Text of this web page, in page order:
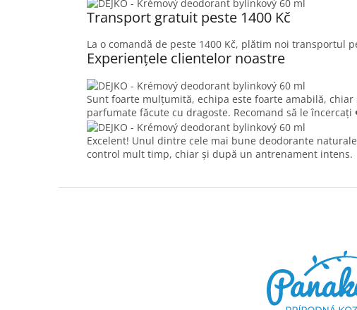
Transport gratuit peste 1400 Kč
La o comandă de peste 1400 Kč, plătim noi transportul
Experiențele clientelor noastre
Sunt foarte mulțumită, echipa este foarte amabilă,
parfumate făcute cu dragoste. Recomand să le
Excelent! Unul dintre cele mai bune deodorante
control mult timp, chiar și după un antrenament intens.